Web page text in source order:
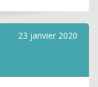
23 janvier 2020